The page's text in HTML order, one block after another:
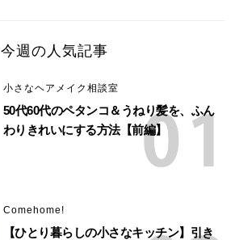
今週の人気記事
小さなヘアメイク相談室
50代60代のペタンコ＆うねり髪を、ふん
わりきれいにする方法【前編】
Comehome!
【ひとり暮らしの小さなキッチン】引き